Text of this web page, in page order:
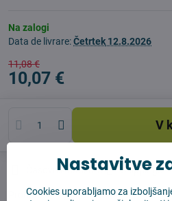
Na zalogi
Data de livrare:Četrtek 12.8.2026
11,08 €
10,07 €
Časovnik nadzora Shippings
Producent:Vysajto.sk
Nastavitve
Cookies uporabljamo za